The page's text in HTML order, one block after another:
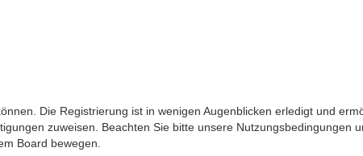
Die Registrierung ist in wenigen Augenblicken erledigt und
zuweisen. Beachten Sie bitte unsere Nutzungsbedingungen
Board bewegen.